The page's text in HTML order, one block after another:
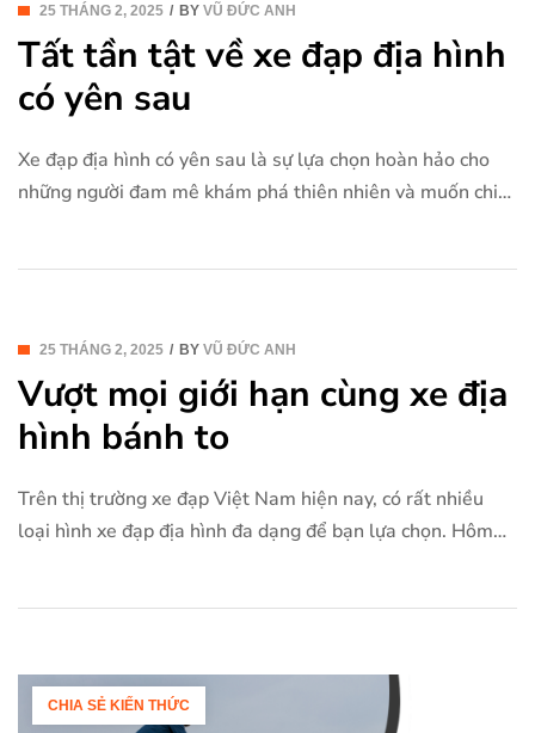
25 THÁNG 2, 2025 BY VŨ ĐỨC ANH
Tất tần tật về xe đạp địa hình
có yên sau
Xe đạp địa hình có yên sau là sự lựa chọn hoàn hảo cho
những người đam mê khám phá thiên nhiên và muốn chia
25 THÁNG 2, 2025 BY VŨ ĐỨC ANH
Vượt mọi giới hạn cùng xe địa
hình bánh to
Trên thị trường xe đạp Việt Nam hiện nay, có rất nhiều
loại hình xe đạp địa hình đa dạng để bạn lựa chọn. Hôm
CHIA SẺ KIẾN THỨC